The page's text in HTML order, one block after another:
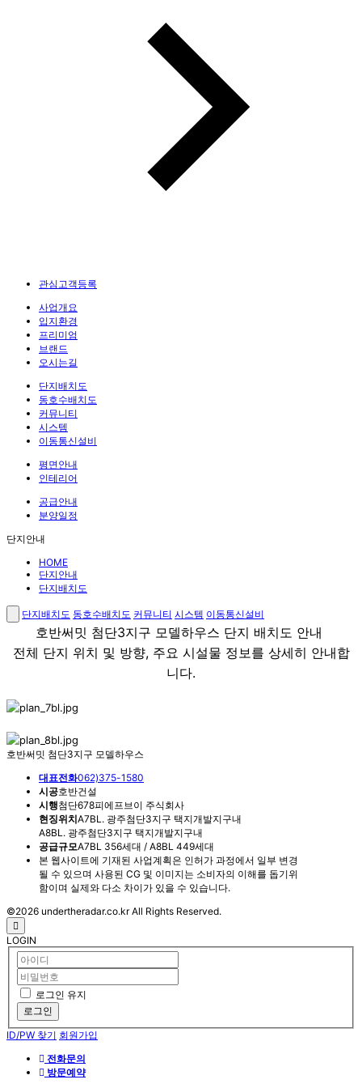
관심고객등록
사업개요
입지환경
프리미엄
브랜드
오시는길
단지배치도
동호수배치도
커뮤니티
시스템
이동통신설비
평면안내
인테리어
공급안내
분양일정
단지안내
HOME
단지안내
단지배치도
단지배치도 동호수배치도 커뮤니티 시스템 이동통신설비
호반써밋 첨단3지구 모델하우스 단지 배치도 안내
전체 단지 위치 및 방향, 주요 시설물 정보를 상세히 안내합
니다.
호반써밋 첨단3지구 모델하우스
대표전화062)375-1580
시공호반건설
시행첨단678피에프브이 주식회사
현징위치A7BL. 광주첨단3지구 택지개발지구내
A8BL. 광주첨단3지구 택지개발지구내
공급규모A7BL 356세대 / A8BL 449세대
본 웹사이트에 기재된 사업계획은 인허가 과정에서 일부 변경
될 수 있으며 사용된 CG 및 이미지는 소비자의 이해를 돕기위
함이며 실제와 다소 차이가 있을 수 있습니다.
©2026 undertheradar.co.kr All Rights Reserved.
LOGIN
로그인 유지
로그인
ID/PW 찾기 회원가입
전화문의
방문예약